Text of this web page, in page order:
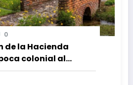
0
de la Hacienda
colonial al
El Retiro, Antioquia